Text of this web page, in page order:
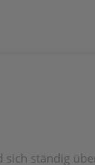
ständig